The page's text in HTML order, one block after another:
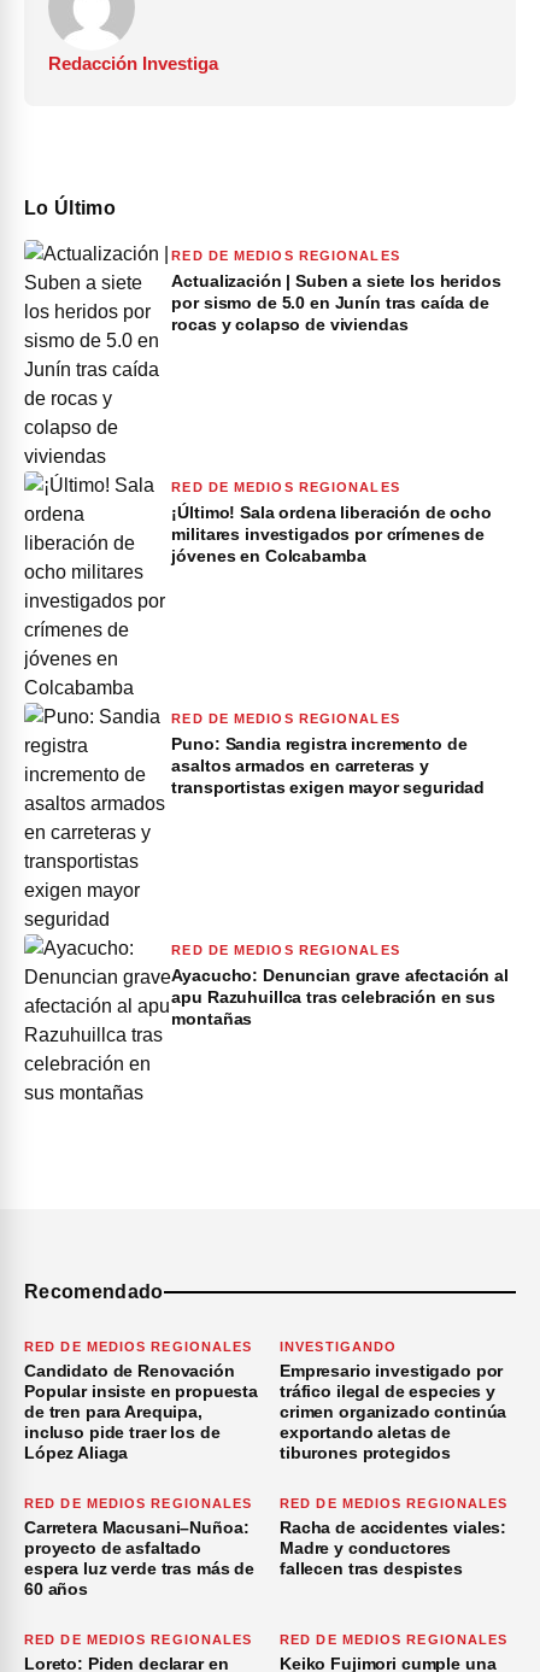
Redacción Investiga
Lo Último
RED DE MEDIOS REGIONALES
Actualización | Suben a siete los heridos
por sismo de 5.0 en Junín tras caída de
rocas y colapso de viviendas
RED DE MEDIOS REGIONALES
¡Último! Sala ordena liberación de ocho
militares investigados por crímenes de
jóvenes en Colcabamba
RED DE MEDIOS REGIONALES
Puno: Sandia registra incremento de
asaltos armados en carreteras y
transportistas exigen mayor seguridad
RED DE MEDIOS REGIONALES
Ayacucho: Denuncian grave afectación al
apu Razuhuillca tras celebración en sus
montañas
Recomendado
RED DE MEDIOS REGIONALES
Candidato de Renovación
Popular insiste en propuesta
de tren para Arequipa,
incluso pide traer los de
López Aliaga
INVESTIGANDO
Empresario investigado por
tráfico ilegal de especies y
crimen organizado continúa
exportando aletas de
tiburones protegidos
RED DE MEDIOS REGIONALES
Carretera Macusani–Nuñoa:
proyecto de asfaltado
espera luz verde tras más de
60 años
RED DE MEDIOS REGIONALES
Racha de accidentes viales:
Madre y conductores
fallecen tras despistes
RED DE MEDIOS REGIONALES
Loreto: Piden declarar en
RED DE MEDIOS REGIONALES
Keiko Fujimori cumple una